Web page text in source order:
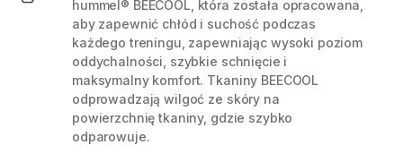
hummel® BEECOOL, która została opracowana,
aby zapewnić chłód i suchość podczas
każdego treningu, zapewniając wysoki poziom
oddychalności, szybkie schnięcie i
maksymalny komfort. Tkaniny BEECOOL
odprowadzają wilgoć ze skóry na
powierzchnię tkaniny, gdzie szybko
odparowuje.